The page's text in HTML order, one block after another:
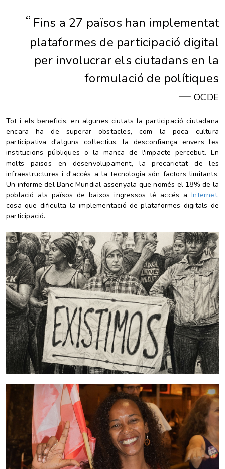
“ Fins a 27 països han implementat
plataformes de participació digital
per involucrar els ciutadans en la
formulació de polítiques
—OCDE
Tot i els beneficis, en algunes ciutats la participació ciutadana
encara ha de superar obstacles, com la poca cultura
participativa d'alguns col·lectius, la desconfiança envers les
institucions públiques o la manca de l'impacte percebut. En
molts països en desenvolupament, la precarietat de les
infraestructures i d'accés a la tecnologia són factors limitants.
Un informe del Banc Mundial assenyala que només el 18% de la
població als països de baixos ingressos té accés aInternet,
cosa que dificulta la implementació de plataformes digitals de
participació.